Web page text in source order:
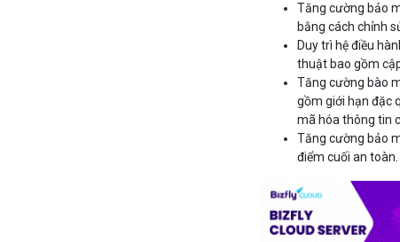
Tăng cường bảo
bằng cách chỉnh
Duy trì hệ điều
thuật bao gồm
Tăng cường bào
gồm giới hạn đặc
mã hóa thông tin
Tăng cường bảo
điểm cuối an toàn.